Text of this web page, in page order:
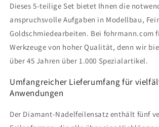
Dieses 5-teilige Set bietet Ihnen die
anspruchsvolle Aufgaben in Modellbau,
Goldschmiedearbeiten. Bei fohrmann.com
Werkzeuge von hoher Qualität, denn wir
über 45 Jahren über 1.000 Spezialartikel.
Umfangreicher Lieferumfang für
Anwendungen
Der Diamant-Nadelfeilensatz enthält fünf